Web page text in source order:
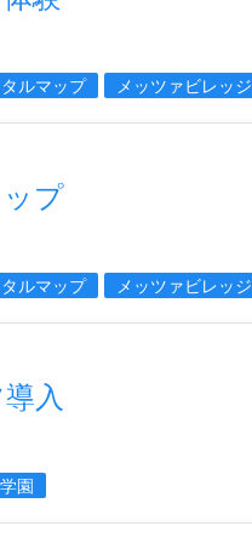
ルマップ メッツァビレッジ
プ
ルマップ メッツァビレッジ
入
園